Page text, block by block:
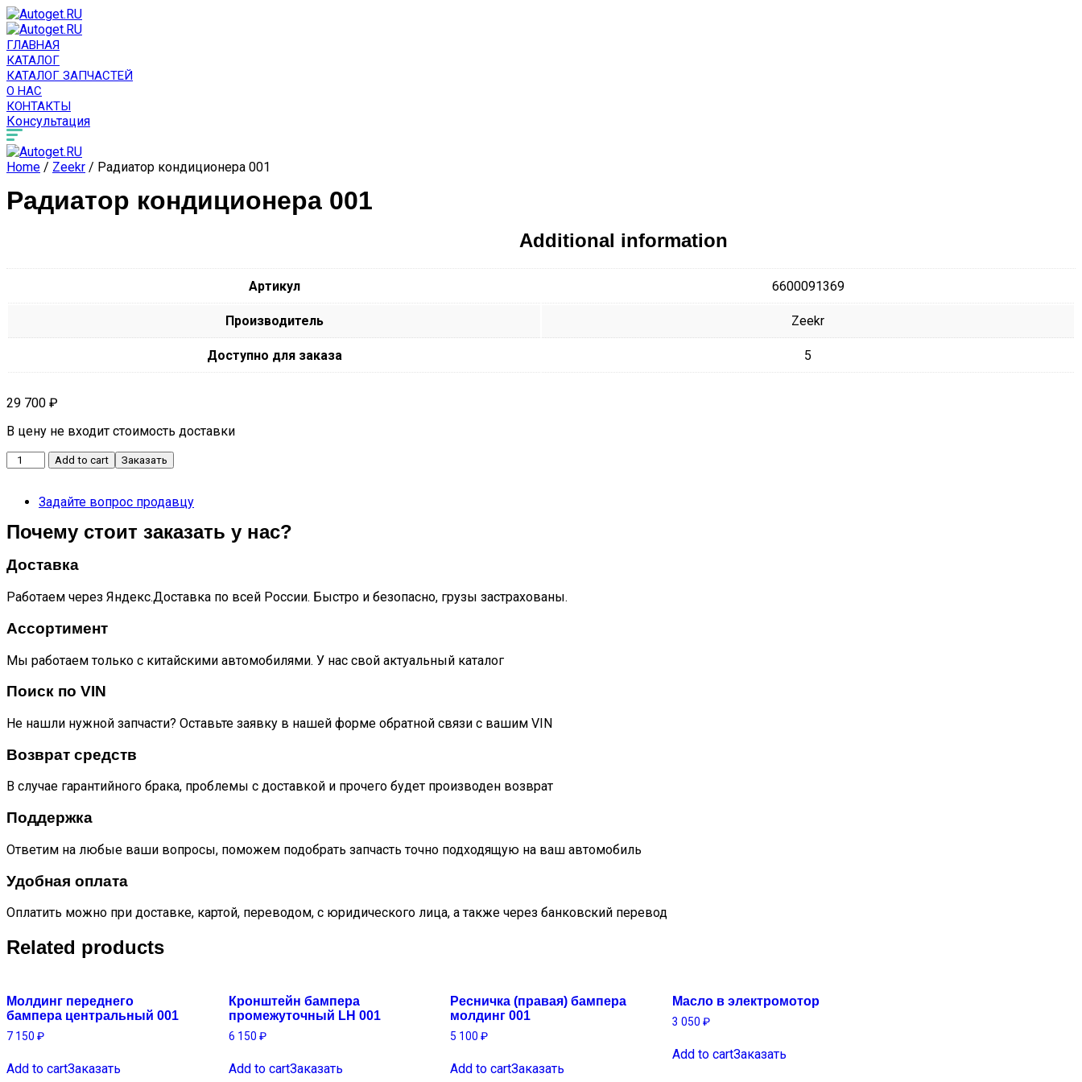
ГЛАВНАЯ
КАТАЛОГ
КАТАЛОГ ЗАПЧАСТЕЙ
О НАС
КОНТАКТЫ
Консультация
Home / Zeekr / Радиатор кондиционера 001
Радиатор кондиционера 001
Additional information
Артикул 6600091369
Производитель Zeekr
Доступно для заказа 5
29 700 ₽
В цену не входит стоимость доставки
Радиатор
кондиционера
quantity
Add to cart Заказать
Задайте вопрос продавцу
Почему стоит заказать у нас?
Доставка
Работаем через Яндекс.Доставка по всей России. Быстро и безопасно, грузы застрахованы.
Ассортимент
Мы работаем только с китайскими автомобилями. У нас свой актуальный каталог
Поиск по VIN
Не нашли нужной запчасти? Оставьте заявку в нашей форме обратной связи с вашим VIN
Возврат средств
В случае гарантийного брака, проблемы с доставкой и прочего будет производен возврат
Поддержка
Ответим на любые ваши вопросы, поможем подобрать запчасть точно подходящую на ваш автомобиль
Удобная оплата
Оплатить можно при доставке, картой, переводом, с юридического лица, а также через банковский перевод
Related products
Молдинг переднего
бампера центральный 001
7 150 ₽
Add to cartЗаказать
Кронштейн бампера
промежуточный LH 001
6 150 ₽
Add to cartЗаказать
Ресничка (правая) бампера
молдинг 001
5 100₽
Add to cartЗаказать
Масло в электромотор
3 050 ₽
Add to cartЗаказать